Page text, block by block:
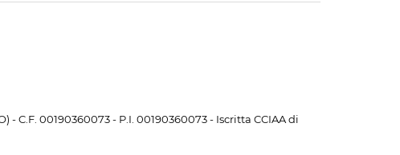
C.F. 00190360073 - P.I. 00190360073 - Iscritta CCIAA di